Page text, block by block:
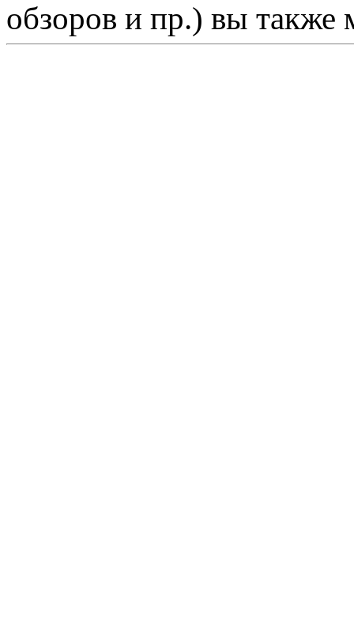
обзоров и пр.) вы также